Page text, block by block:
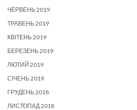
ЧЕРВЕНЬ 2019
ТРАВЕНЬ 2019
КВІТЕНЬ 2019
БЕРЕЗЕНЬ 2019
ЛЮТИЙ 2019
СІЧЕНЬ 2019
ГРУДЕНЬ 2018
ЛИСТОПАД 2018